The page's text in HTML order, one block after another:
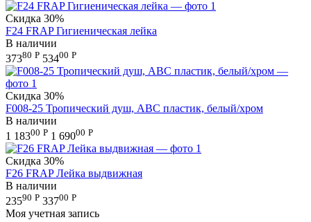
Скидка 30%
F24 FRAP Гигиеническая лейка
В наличии
37380 Р 53400 Р
Скидка 30%
F008-25 Тропический душ, АВС пластик, белый/хром
В наличии
1 18300 Р 1 69000 Р
Скидка 30%
F26 FRAP Лейка выдвижная
В наличии
23590 Р 33700 Р
Моя учетная запись